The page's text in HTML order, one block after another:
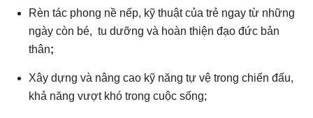
Rèn tác phong nề nếp, kỹ thuật của trẻ ngay từ những
ngày còn bé, tu dưỡng và hoàn thiện đạo đức bản
thân;
Xây dựng và nâng cao kỹ năng tự vệ trong chiến đấu,
khả năng vượt khó trong cuộc sống;